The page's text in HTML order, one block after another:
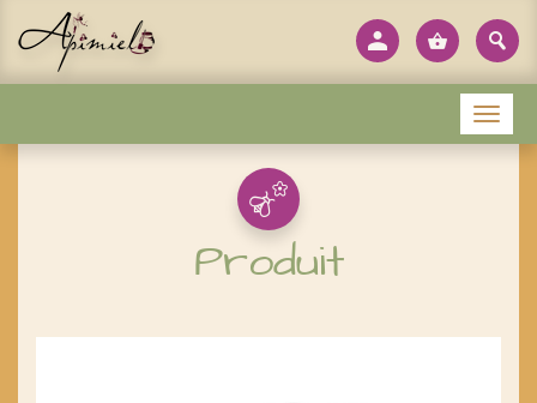
Produit
Menu
Panneau de gestion des cookies